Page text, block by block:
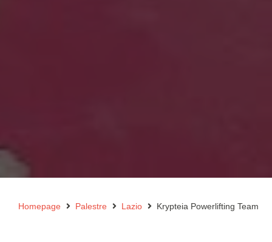
Homepage Palestre Lazio Krypteia Powerlifting Team